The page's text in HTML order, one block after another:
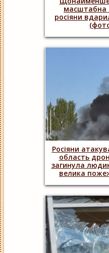
масштабна
росіяни
Росіяни
область
загинула
велика